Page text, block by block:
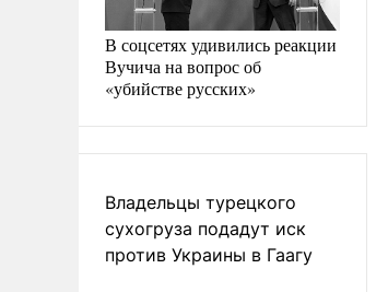
В соцсетях удивились реакции
Вучича на вопрос об
«убийстве русских»
Владельцы турецкого
сухогруза подадут иск
против Украины в Гаагу